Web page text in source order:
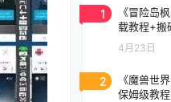
1
《冒险岛
载教程+搬
4月23日
2
《魔兽世
保姆级教程